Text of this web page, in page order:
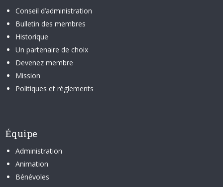
Conseil d’administration
Bulletin des membres
Historique
Un partenaire de choix
Devenez membre
Mission
Politiques et règlements
Équipe
Administration
Animation
Bénévoles